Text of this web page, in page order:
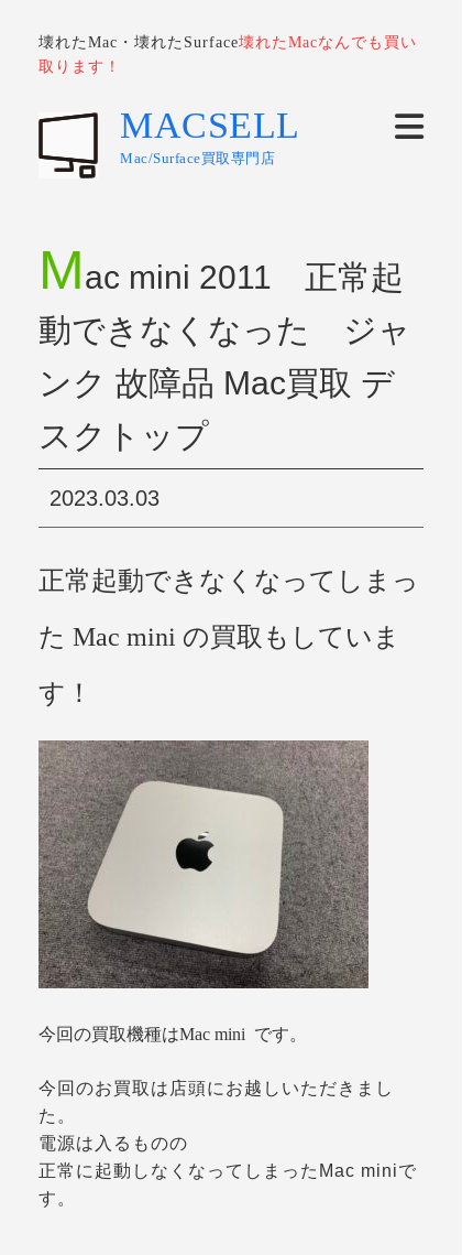
壊れたMac・壊れたSurface壊れたMacなんでも買い
取ります！
MACSELL
Mac/Surface買取専門店
Mac mini 2011 正常起
動できなくなった ジャ
ンク 故障品 Mac買取 デ
スクトップ
2023.03.03
正常起動できなくなってしまっ
た Mac mini の買取もしていま
す！
今回の買取機種はMac mini です。
今回のお買取は店頭にお越しいただきまし
た。
電源は入るものの
正常に起動しなくなってしまったMac miniで
す。